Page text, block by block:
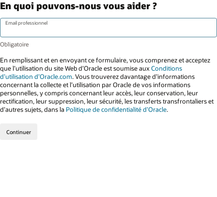
En quoi pouvons-nous vous aider ?
Email professionnel
En remplissant et en envoyant ce formulaire, vous comprenez et acceptez
que l’utilisation du site Web d’Oracle est soumise auxConditions
d’utilisation d’Oracle.com. Vous trouverez davantage d’informations
concernant la collecte et l’utilisation par Oracle de vos informations
personnelles, y compris concernant leur accès, leur conservation, leur
rectification, leur suppression, leur sécurité, les transferts transfrontaliers et
d’autres sujets, dans la Politique de confidentialité d’Oracle.
Continuer